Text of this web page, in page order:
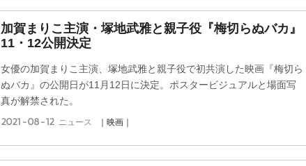
加賀まりこ主演・塚地武雅と親子役『梅切らぬバカ』
11・12公開決定
女優の加賀まりこ主演、塚地武雅と親子役で初共演した映画『梅切ら
ぬバカ』の公開日が11月12日に決定。ポスタービジュアルと場面写
真が解禁された。
2021-08-12 ニュース ｜映画｜